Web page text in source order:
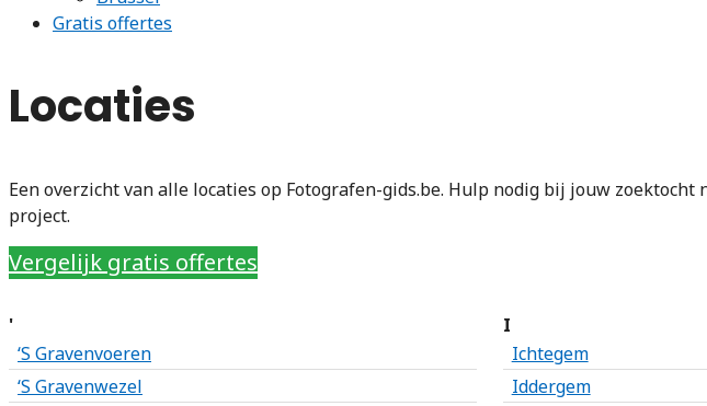
Gratis offertes
Locaties
Een overzicht van alle locaties op Fotografen-gids.be. Hulp nodig bij jouw
project.
Vergelijk gratis offertes
'
‘S Gravenvoeren
‘S Gravenwezel
I
Ichtegem
Iddergem